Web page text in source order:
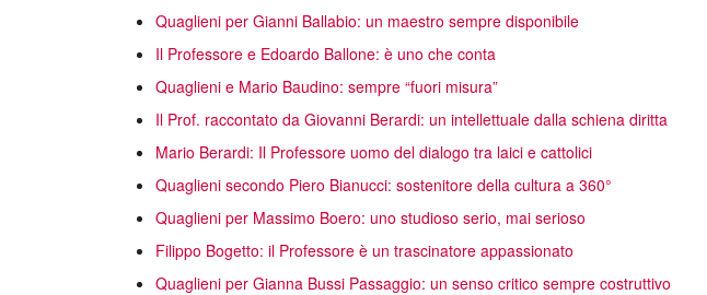
Quaglieni per Gianni Ballabio: un maestro sempre disponibile
Il Professore e Edoardo Ballone: è uno che conta
Quaglieni e Mario Baudino: sempre “fuori misura”
Il Prof. raccontato da Giovanni Berardi: un intellettuale dalla schiena diritta
Mario Berardi: Il Professore uomo del dialogo tra laici e cattolici
Quaglieni secondo Piero Bianucci: sostenitore della cultura a 360°
Quaglieni per Massimo Boero: uno studioso serio, mai serioso
Filippo Bogetto: il Professore è un trascinatore appassionato
Quaglieni per Gianna Bussi Passaggio: un senso critico sempre costruttivo